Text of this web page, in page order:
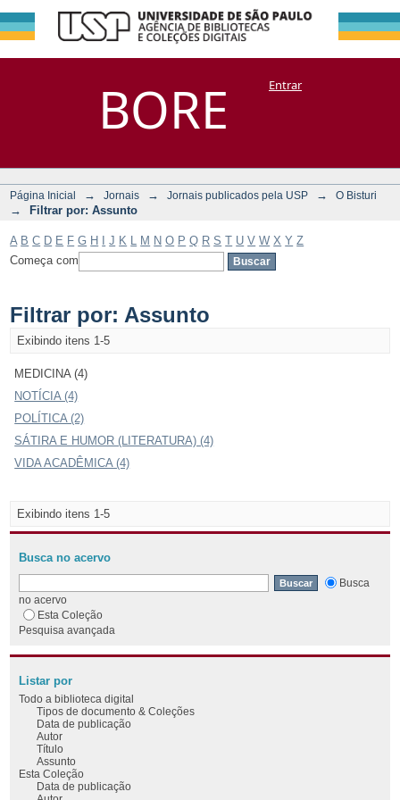
BORE
Filtrar por:
Assunto
DSpace/Manakin + CoriscoEntrar
Página Inicial → Jornais → Jornais publicados pela USP → O Bisturi
→ Filtrar por: Assunto
A B C D E F G H J K M N O P Q R S T U V W X Y Z
Começa com
Filtrar por: Assunto
Exibindo itens 1-5
MEDICINA (4)
NOTÍCIA (4)
POLÍTICA (2)
SÁTIRA E HUMOR (LITERATURA) (4)
VIDA ACADÊMICA (4)
Exibindo itens 1-5
Busca no acervo
Busca
no acervo
Esta Coleção
Pesquisa avançada
Listar por
Todo a biblioteca digital
Tipos de documento & Coleções
Data de publicação
Autor
Título
Assunto
Esta Coleção
Data de publicação